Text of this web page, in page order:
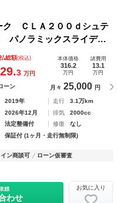
ク ＣＬＡ２００ｄシュテ
パノラミックスライディ
Ｇ レザーエクスクルー
ビゲーションＰＫＧ Ｌ
Ｂｌｕｅｔｏｏｔｈ接
総額(税込)
3 万円
本体価格
316.2
万円
諸費用
13.1
万円
ーン 月々 25,000 円
2019年 走行
3.1万km
2026年12月 排気
2000cc
法定整備付 修復
なし
保証付 (1ヶ月・走行無制限)
ン商談可 ローン仮審査
頼
わせ
お気に入り